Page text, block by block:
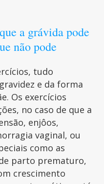
a grávida pode
não pode
tudo
e da forma
Os exercícios
no caso de que a
enjôos,
vaginal, ou
como as
parto prematuro,
crescimento